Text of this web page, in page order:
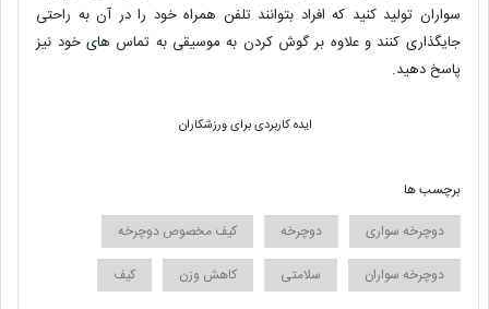
سواران تولید کنید که افراد بتوانند تلفن همراه خود را در آن به راحتی
جایگذاری کنند و علاوه بر گوش کردن به موسیقی به تماس های خود نیز
پاسخ دهید.
ایده کاربردی برای ورزشکاران
برچسب ها
دوچرخه سواری
دوچرخه
کیف مخصوص دوچرخه
دوچرخه سواران
سلامتی کاهش وزن کیف